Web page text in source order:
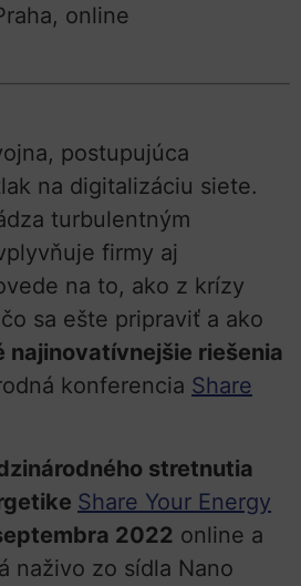
online
postupujúca
na digitalizáciu siete.
turbulentným
firmy aj
na to, ako z krízy
sa ešte pripraviť a ako
najinovatívnejšie riešenia
konferencia Share
stretnutia
Share Your Energy
2022 online a
naživo zo sídla Nano